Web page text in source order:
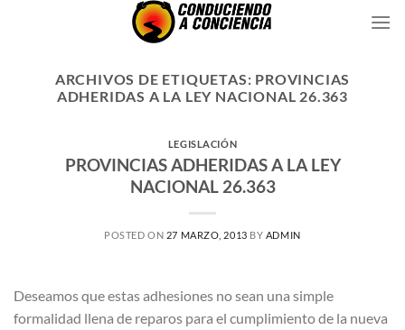
ARCHIVOS DE ETIQUETAS: PROVINCIAS
ADHERIDAS A LA LEY NACIONAL 26.363
LEGISLACIÓN
PROVINCIAS ADHERIDAS A LA LEY
NACIONAL 26.363
POSTED ON 27 MARZO, 2013 BY ADMIN
Deseamos que estas adhesiones no sean una simple
formalidad llena de reparos para el cumplimiento de la nueva